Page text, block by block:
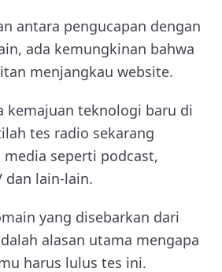
antara pengucapan dengan
ada kemungkinan bahwa
menjangkau website.
kemajuan teknologi baru di
tes radio sekarang
seperti podcast,
dan lain-lain.
yang disebarkan dari
alasan utama mengapa
harus lulus tes ini.